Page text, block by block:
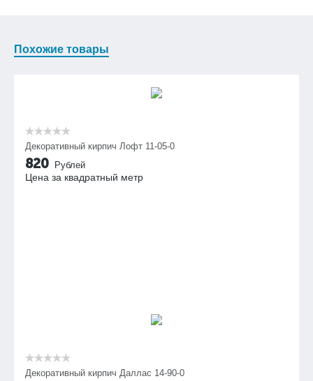
Похожие товары
Декоративный кирпич Лофт 11-05-0
820 Рублей
Цена за квадратный метр
Декоративный кирпич Даллас 14-90-0